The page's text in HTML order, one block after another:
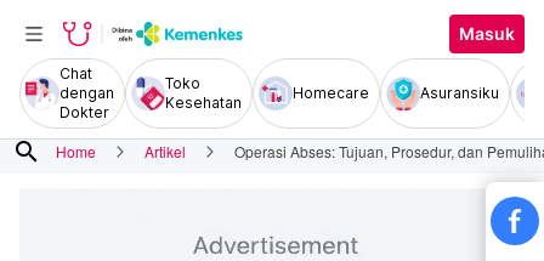
Masuk
Chat
dengan
Dokter
Toko
Kesehatan
Homecare Asuransiku
search Home Artikel Operasi Abses: Tujuan, Prosedur, dan